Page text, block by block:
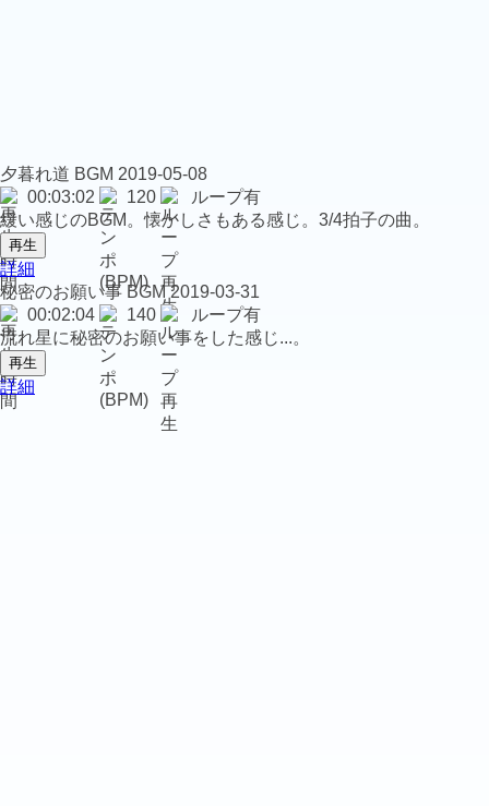
夕暮れ道 BGM 2019-05-08
00:03:02
120
ループ有
緩い感じのBGM。懐かしさもある感じ。3/4拍子の曲。
再生
詳細
秘密のお願い事 BGM 2019-03-31
00:02:04
140
ループ有
流れ星に秘密のお願い事をした感じ...。
再生
詳細